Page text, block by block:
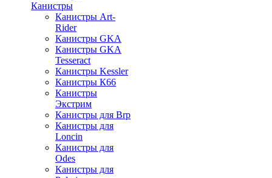
Канистры
Канистры Art-
Rider
Канистры GKA
Канистры GKA
Tesseract
Канистры Kessler
Канистры К66
Канистры
Экстрим
Канистры для Brp
Канистры для
Loncin
Канистры для
Odes
Канистры для